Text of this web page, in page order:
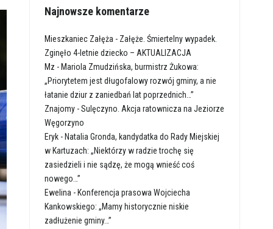
Najnowsze komentarze
Mieszkaniec Załęża - Załęże. Śmiertelny wypadek.
Zginęło 4-letnie dziecko – AKTUALIZACJA
Mz - Mariola Zmudzińska, burmistrz Żukowa:
„Priorytetem jest długofalowy rozwój gminy, a nie
łatanie dziur z zaniedbań lat poprzednich…”
Znajomy -Sulęczyno. Akcja ratownicza na Jeziorze
Węgorzyno
Eryk - Natalia Gronda, kandydatka do Rady Miejskiej
w Kartuzach: „Niektórzy w radzie trochę się
zasiedzieli i nie sądzę, że mogą wnieść coś
nowego…”
Ewelina - Konferencja prasowa Wojciecha
Kankowskiego: „Mamy historycznie niskie
zadłużenie gminy…”